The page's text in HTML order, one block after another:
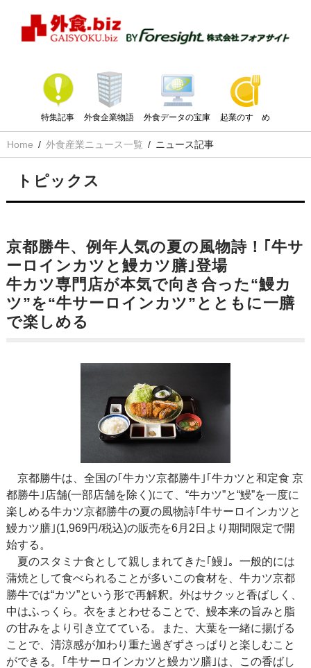
特集記事 外食企業物語 外食データの宝庫 起業のすゝめ
Home 外食産業ニュース一覧 ニュース記事
トピックス
京都勝牛、例年人気の夏の風物詩！｢牛サ
ーロインカツと鰻カツ膳｣登場
牛カツ専門店が本気で向き合った“鰻カ
ツ”を“牛サーロインカツ”とともに一膳
で楽しめる
京都勝牛は、全国の｢牛カツ京都勝牛｣｢牛カツと和定食 京
都勝牛｣店舗(一部店舗を除く)にて、“牛カツ”と“鰻”を一度に
楽しめる牛カツ京都勝牛の夏の風物詩｢牛サーロインカツと
鰻カツ膳｣(1,969円/税込)の販売を6月2日より期間限定で開
始する。
夏のスタミナ食として親しまれてきた｢鰻｣。一般的には
蒲焼として食べられることが多いこの食材を、牛カツ京都
勝牛では“カツ”という形で再解釈。外はサクッと香ばしく、
中はふっくら。衣をまとわせることで、鰻本来の旨みと脂
の甘みをより引き立てている。また、大葉を一緒に揚げる
ことで、清涼感が加わり重た過ぎずさっぱりと楽しむこと
ができる。｢牛サーロインカツと鰻カツ膳｣は、この香ばし